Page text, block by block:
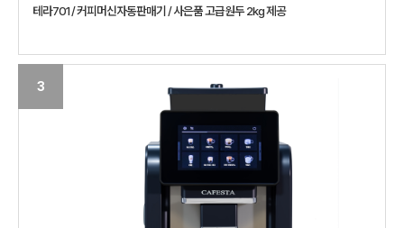
테라701 / 커피머신자동판매기 / 사은품 고급원두 2kg 제공
3